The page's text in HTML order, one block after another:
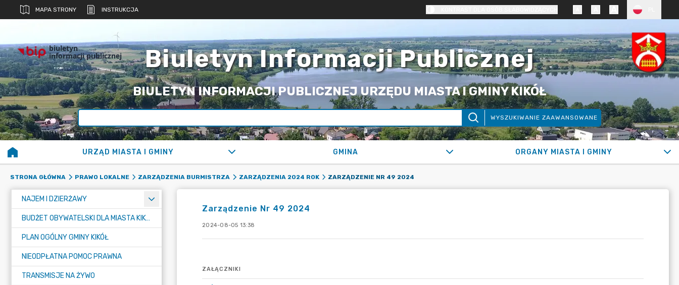
MAPA STRONY INSTRUKCJA
biuletyn
informacji publicznej Biuletyn Informacji Publicznej
BIULETYN INFORMACJI PUBLICZNEJ URZĘDU MIASTA I GMINY KIKÓŁ
WYSZUKIWANIE ZAAWANSOWANE
URZĄD MIASTA I GMINY GMINA ORGANY MIASTA I GMINY
STRONA GŁÓWNA PRAWO LOKALNE ZARZĄDZENIA BURMISTRZA ZARZĄDZENIA 2024 ROK ZARZĄDZENIE NR 49 2024
NAJEM I DZIERŻAWY
BUDŻET OBYWATELSKI DLA MIASTA KIKÓŁ
PLAN OGÓLNY GMINY KIKÓŁ
NIEODPŁATNA POMOC PRAWNA
TRANSMISJE NA ŻYWO
Zarządzenie Nr 49 2024
2024-08-05 13:38
ZAŁĄCZNIKI